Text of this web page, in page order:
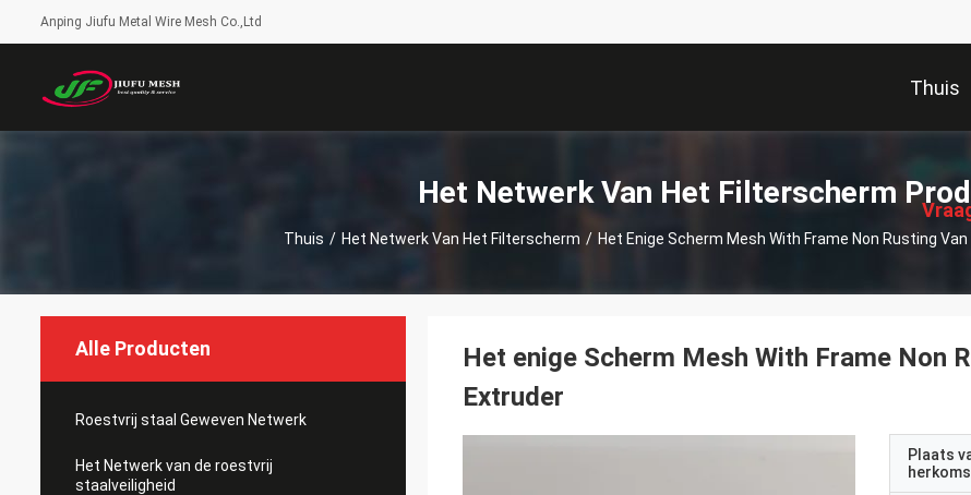
Anping Jiufu Metal Wire Mesh Co.,Ltd
Thuis
Het Netwerk Van Het Filterscherm
Thuis / Het Netwerk Van Het Filterscherm / Het Enige Scherm Mesh With Frame Non Rusting
Alle Producten
Roestvrij staal Geweven Netwerk
Het Netwerk van de roestvrij
staalveiligheid
Het enige Scherm Mesh With Frame Non
Extruder
Plaats